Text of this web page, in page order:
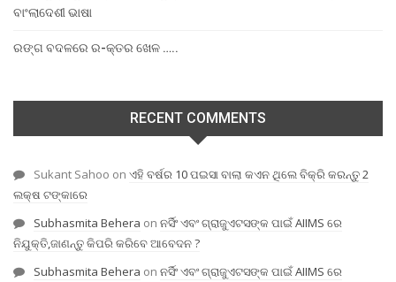
ବାଂଲାଦେଶୀ ଭାଷା
ରଙ୍ଗ ବଦଳରେ ର-କ୍ତର ଖେଳ …..
RECENT COMMENTS
Sukant Sahoo on ଏହି ବର୍ଷର 10 ପଇସା ବାଲା କଏନ ଥିଲେ ବିକ୍ରି କରନ୍ତୁ 2
ଲକ୍ଷ ଟଙ୍କାରେ
Subhasmita Behera on ନର୍ସିଂ ଏବଂ ଗ୍ରାଜୁଏଟସଙ୍କ ପାଇଁ AIIMS ରେ
ନିଯୁକ୍ତି,ଜାଣନ୍ତୁ କିପରି କରିବେ ଆବେଦନ ?
Subhasmita Behera on ନର୍ସିଂ ଏବଂ ଗ୍ରାଜୁଏଟସଙ୍କ ପାଇଁ AIIMS ରେ